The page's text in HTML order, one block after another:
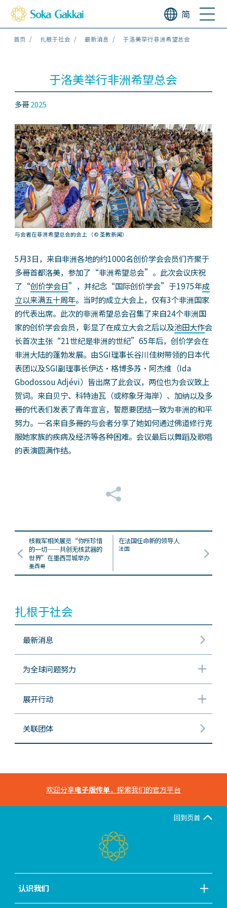
简
首页 扎根于社会 最新消息 于洛美举行非洲希望总会
于洛美举行非洲希望总会
多哥2025
与会者在非洲希望总会的会上 （© 圣教新闻）
5月3日，来自非洲各地的约1000名创价学会会员们齐聚于
多哥首都洛美，参加了“非洲希望总会”。此次会议庆祝
了“创价学会日”，并纪念“国际创价学会”于1975年成
立以来满五十周年。当时的成立大会上，仅有3个非洲国家
的代表出席。此次的非洲希望总会召集了来自24个非洲国
家的创价学会会员，彰显了在成立大会之后以及池田大作会
长首次主张“21世纪是非洲的世纪”65年后，创价学会在
非洲大陆的蓬勃发展。由SGI理事长谷川佳树带领的日本代
表团以及SGI副理事长伊达・格博多苏・阿杰维（Ida
Gbodossou Adjévi）皆出席了此会议，两位也为会议致上
贺词。来自贝宁、科特迪瓦（或称象牙海岸）、加纳以及多
哥的代表们发表了青年宣言，誓愿要团结一致为非洲的和平
努力。一名来自多哥的与会者分享了她如何通过佛道修行克
服她家族的疾病及经济等各种困难。会议最后以舞蹈及歌唱
的表演圆满作结。
核裁军相关展览“你所珍惜
的一切——共创无核武器的
世界”在墨西哥城举办
墨西哥
在法国任命新的领导人
法国
扎根于社会
最新消息
为全球问题努力
展开行动
关联团体
欢迎分享电子版传单，探索我们的官方平台
回到页首
认识我们